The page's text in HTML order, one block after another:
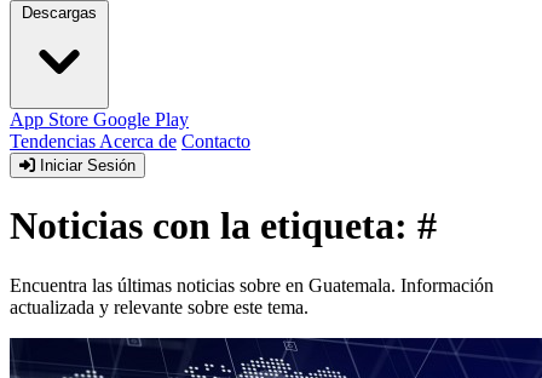
Descargas
App Store Google Play
Tendencias Acerca de Contacto
Iniciar Sesión
Noticias con la etiqueta: #
Encuentra las últimas noticias sobre en Guatemala. Información
actualizada y relevante sobre este tema.